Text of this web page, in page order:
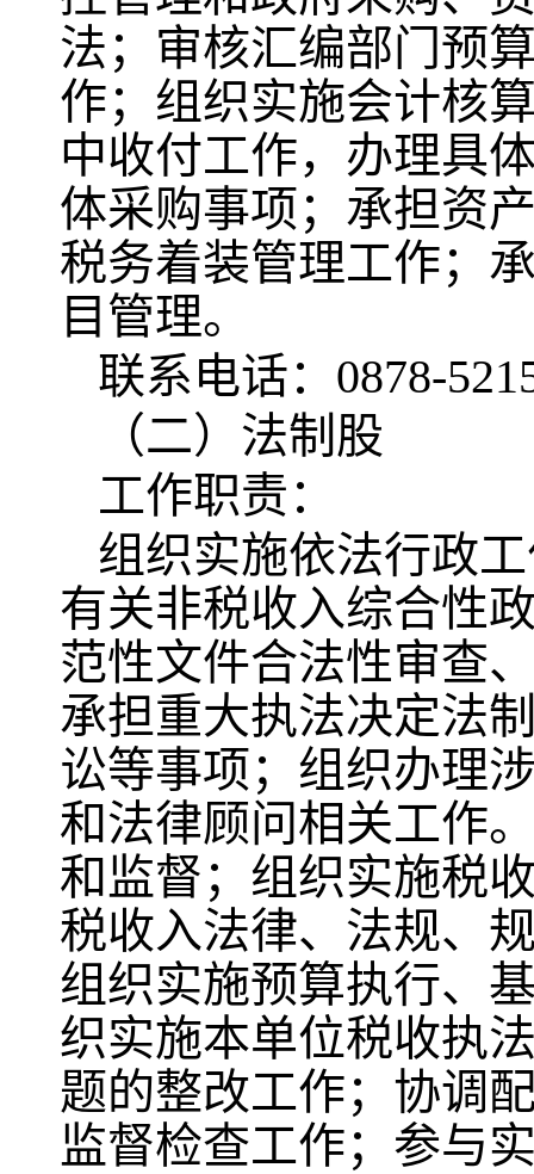
法；审核汇编部门预
作；组织实施会计核
中收付工作，办理具
体采购事项；承担资
税务着装管理工作；
目管理。
联系电话：0878-
（二）法制股
工作职责：
组织实施依法行政
有关非税收入综合性
范性文件合法性审查
承担重大执法决定法
讼等事项；组织办理
和法律顾问相关工作
和监督；组织实施税
税收入法律、法规、
组织实施预算执行、
织实施本单位税收执
题的整改工作；协调
监督检查工作；参与